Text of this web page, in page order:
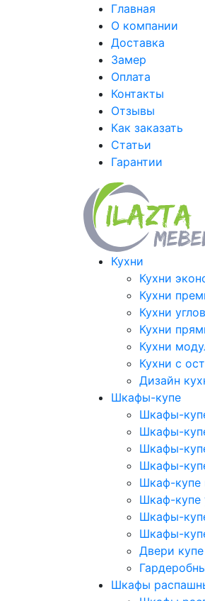
Главная
О компании
Доставка
Замер
Оплата
Контакты
Отзывы
Как заказать
Статьи
Гарантии
Кухни
Кухни
Кухни
Кухни
Кухни
Кухни
Кухни с
Дизайн
Шкафы-купе
Шкафы-
Шкафы-
Шкафы-
Шкафы-
Шкаф-купе
Шкаф-купе
Шкафы-
Шкафы-
Двери купе
Шкафы